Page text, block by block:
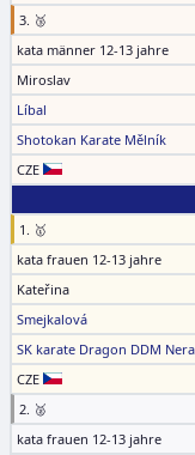
3. 🥉
kata männer 12-13 jahre
Miroslav
Líbal
Shotokan Karate Mělník
CZE
1. 🥇
kata frauen 12-13 jahre
Kateřina
Smejkalová
SK karate Dragon DDM
CZE
2. 🥈
kata frauen 12-13 jahre